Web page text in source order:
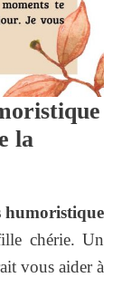
la
humoristique
chérie. Un
vous aider à